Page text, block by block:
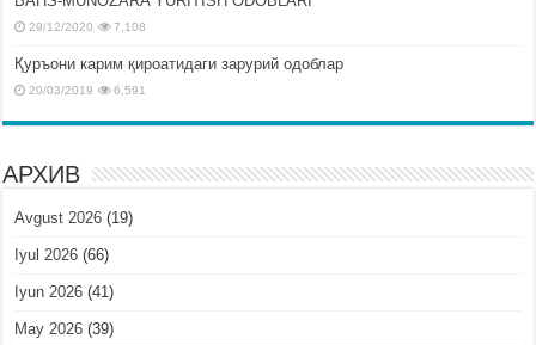
29/12/2020 7,108
Қуръони карим қироатидаги зарурий одоблар
20/03/2019 6,591
АРХИВ
Avgust 2026 (19)
Iyul 2026 (66)
Iyun 2026 (41)
May 2026 (39)